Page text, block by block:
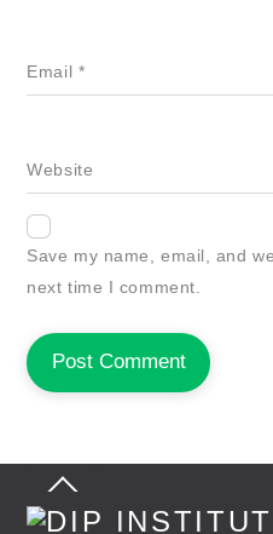
Email *
Website
Save my name, email, and
next time I comment.
Back
Top